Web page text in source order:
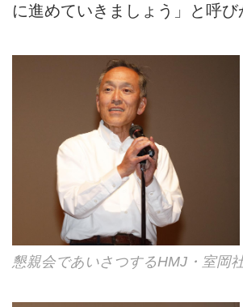
に進めていきましょう」と呼び
懇親会であいさつするHMJ・室岡